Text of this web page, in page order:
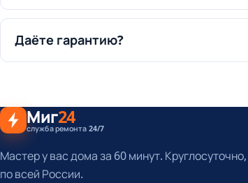
Даёте гарантию?
Миг24
служба ремонта 24/7
Мастер у вас дома за 60 минут. Круглосуточно,
по всей России.